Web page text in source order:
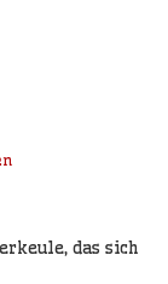
das sich